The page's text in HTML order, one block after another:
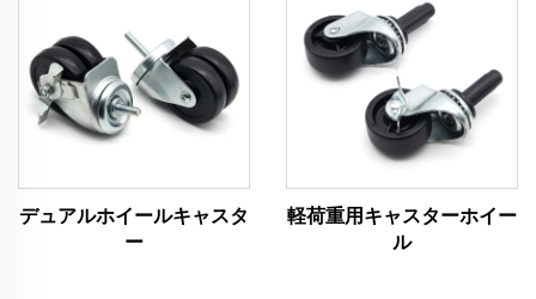
デュアルホイールキャスタ
ー
軽荷重用キャスターホイー
ル